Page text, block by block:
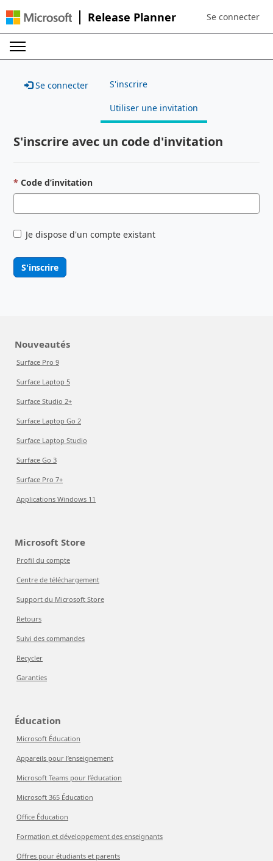
Release Planner Sign in to your
Se connecter
Se connecter S'inscrire
Utiliser une invitation
S'inscrire avec un code d'invitation
Code d’invitation
Je dispose d'un compte existant
S'inscrire
Nouveautés
Surface Pro 9
Surface Laptop 5
Surface Studio 2+
Surface Laptop Go 2
Surface Laptop Studio
Surface Go 3
Surface Pro 7+
Applications Windows 11
Microsoft Store
Profil du compte
Centre de téléchargement
Support du Microsoft Store
Retours
Suivi des commandes
Recycler
Garanties
Éducation
Microsoft Éducation
Appareils pour l’enseignement
Microsoft Teams pour l’éducation
Microsoft 365 Éducation
Office Éducation
Formation et développement des enseignants
Offres pour étudiants et parents